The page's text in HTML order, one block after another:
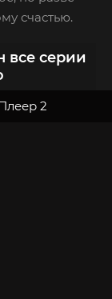
счастью.
все серии
2